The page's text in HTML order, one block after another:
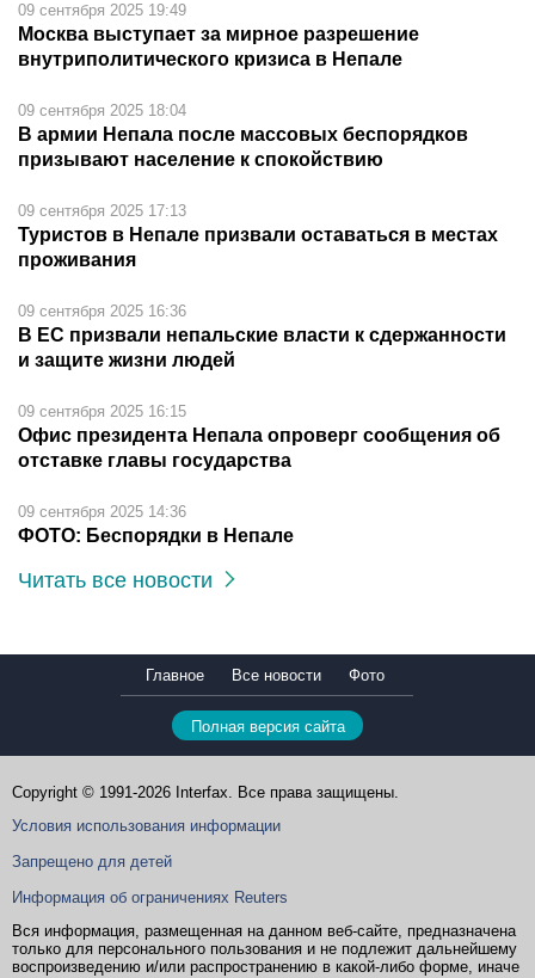
09 сентября 2025 19:49
Москва выступает за мирное разрешение
внутриполитического кризиса в Непале
09 сентября 2025 18:04
В армии Непала после массовых беспорядков
призывают население к спокойствию
09 сентября 2025 17:13
Туристов в Непале призвали оставаться в местах
проживания
09 сентября 2025 16:36
В ЕС призвали непальские власти к сдержанности
и защите жизни людей
09 сентября 2025 16:15
Офис президента Непала опроверг сообщения об
отставке главы государства
09 сентября 2025 14:36
ФОТО: Беспорядки в Непале
Читать все новости
Главное Все новости Фото
Полная версия сайта
Copyright © 1991-2026 Interfax. Все права защищены.
Условия использования информации
Запрещено для детей
Информация об ограничениях Reuters
Вся информация, размещенная на данном веб-сайте, предназначена
только для персонального пользования и не подлежит дальнейшему
воспроизведению и/или распространению в какой-либо форме, иначе